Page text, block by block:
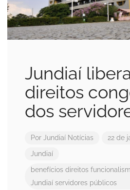
Jundiaí
direitos
dos
Por Jundiaí Notícias 22 de
Jundiaí
benefícios direitos
Jundiaí servidores públicos